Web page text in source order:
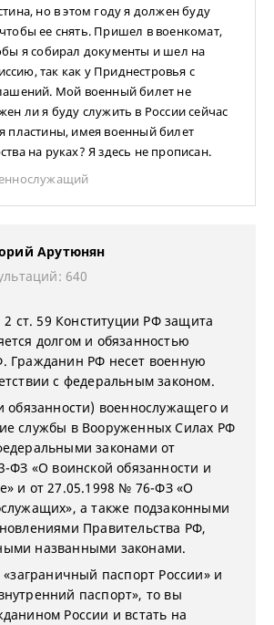
но в этом году я должен буду
ее снять. Пришел в военкомат,
я собирал документы и шел на
так как у Приднестровья с
Мой военный билет не
ли я буду служить в России сейчас
пластины, имея военный билет
на руках? Я здесь не прописан.
Арутюнян
640
2 ст. 59 Конституции РФ защита
долгом и обязанностью
Гражданин РФ несет военную
с федеральным законом.
обязанности) военнослужащего и
службы в Вооруженных Силах РФ
законами от
ФЗ «О воинской обязанности и
и от 27.05.1998 № 76-ФЗ «О
а также подзаконными
Правительства РФ,
названными законами.
«заграничный паспорт России» и
паспорт», то вы
России и встать на